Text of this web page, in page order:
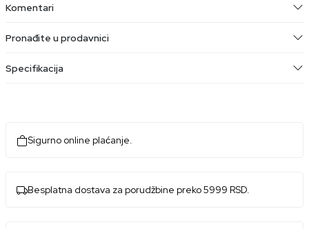
Komentari
Pronađite u prodavnici
Specifikacija
Sigurno online plaćanje.
Besplatna dostava za porudžbine preko 5999 RSD.